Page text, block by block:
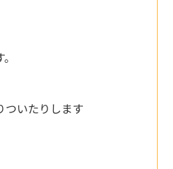
ついたりします